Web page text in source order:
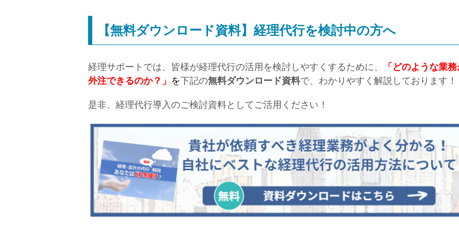
【無料ダウンロード資料】経理代行を検討中の方へ
経理サポートでは、皆様が経理代行の活用を検討しやすくするために、
「どのような業
外注できるのか？」 を下記の無料ダウンロード資料で、わかりやすく解説しております！
是非、経理代行導入のご検討資料としてご活用ください！